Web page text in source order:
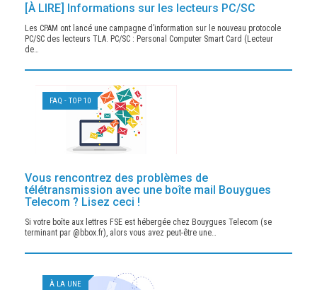
[À LIRE] Informations sur les lecteurs PC/SC
Les CPAM ont lancé une campagne d’information sur le nouveau protocole
PC/SC des lecteurs TLA. PC/SC : Personal Computer Smart Card (Lecteur
de…
FAQ - TOP 10
Vous rencontrez des problèmes de
télétransmission avec une boîte mail Bouygues
Telecom ? Lisez ceci !
Si votre boîte aux lettres FSE est hébergée chez Bouygues Telecom (se
terminant par @bbox.fr), alors vous avez peut-être une…
À LA UNE